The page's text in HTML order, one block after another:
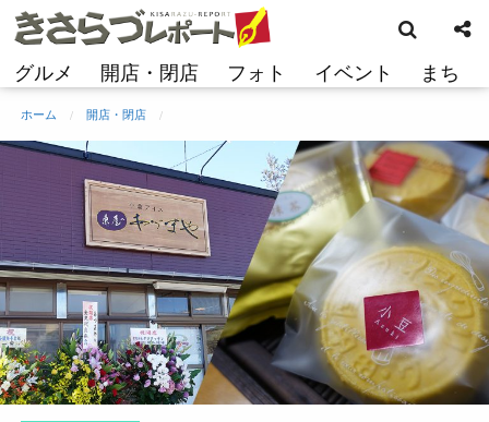
コ
ン
ン
へ
プ
グルメ 開店・閉店 フォト イベント まち
索
ホーム 開店・閉店